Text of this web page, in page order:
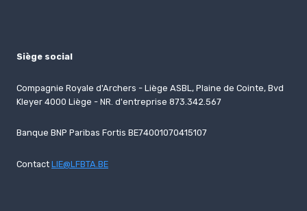
Siège social
Compagnie Royale d'Archers - Liège ASBL, Plaine de Cointe, Bvd
Kleyer 4000 Liège - NR. d'entreprise 873.342.567
Banque BNP Paribas Fortis BE74001070415107
Contact LIE@LFBTA.BE